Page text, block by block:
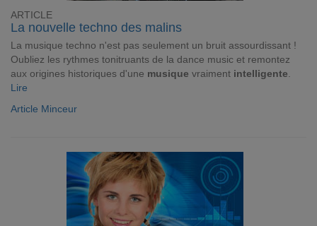
ARTICLE
La nouvelle techno des malins
La musique techno n'est pas seulement un bruit assourdissant !
Oubliez les rythmes tonitruants de la dance music et remontez
aux origines historiques d'une musique vraiment intelligente
Lire
Article Minceur